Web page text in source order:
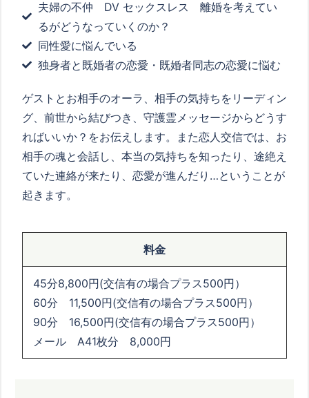
夫婦の不仲 DV セックスレス 離婚を考えてい
るがどうなっていくのか？
同性愛に悩んでいる
独身者と既婚者の恋愛・既婚者同志の恋愛に悩む
ゲストとお相手のオーラ、相手の気持ちをリーディン
グ、前世から結びつき、守護霊メッセージからどうす
ればいいか？をお伝えします。また恋人交信では、お
相手の魂と会話し、本当の気持ちを知ったり、途絶え
ていた連絡が来たり、恋愛が進んだり…ということが
起きます。
料金
45分8,800円(交信有の場合プラス500円）
60分 11,500円(交信有の場合プラス500円）
90分 16,500円(交信有の場合プラス500円）
メール A41枚分 8,000円